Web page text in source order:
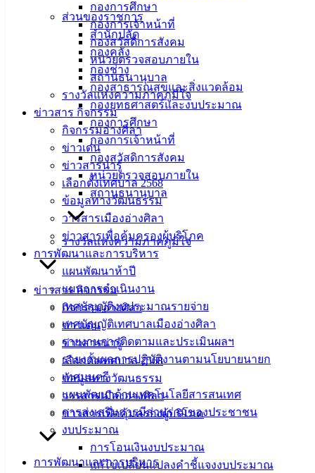
กองการศึกษา
กองการเจ้าหน้าที่
กองสวัสดิการสังคม
หน่วยตรวจสอบภายใน
สถานธนานุบาล
รางวัลแห่งความภาคภูมิใจ
ข่าวสาร กิจกรรม
กิจกรรมอ่างศิลา
ข่าวเด่น
ข่าวสารน่ารู้
เลือกตั้งเทศบาล 2568
ข้อมูลทางวัฒนธรรม
วารสารเมืองอ่างศิลา
ข่าวสารเพื่อคุ้มครองผู้บริโภค
การพัฒนาและการบริหาร
แผนพัฒนาห้าปี
แผนการดำเนินงาน
เทศบัญญัติงบประมาณรายจ่าย
เทศบัญญัติเทศบาลเมืองอ่างศิลา
รายงานการติดตามและประเมินผลฯ
รายงานผลการปฏิบัติงานตามนโยบายนายก
เทศมนตรี
แผนพัฒนาด้านเทคโนโลยีสารสนเทศ
การส่งเสริมการมีส่วนร่วมของประชาชน
งบประมาณ
การโอนเงินงบประมาณ
แก้ไขเปลี่ยนแปลงคำชี้แจงงบประมาณ
ส่วนของราชการ
สำนักปลัด
กองคลัง
กองช่าง
กองสาธารณสุขและสิ่งแวดล้อม
กองยุทธศาสตร์และงบประมาณ
กองการศึกษา
กองการเจ้าหน้าที่
กองสวัสดิการสังคม
หน่วยตรวจสอบภายใน
สถานธนานุบาล
รางวัลแห่งความภาคภูมิใจ
ข่าวสาร กิจกรรม
กิจกรรมอ่างศิลา
ข่าวเด่น
ข่าวสารน่ารู้
เลือกตั้งเทศบาล 2568
ข้อมูลทางวัฒนธรรม
วารสารเมืองอ่างศิลา
ข่าวสารเพื่อคุ้มครองผู้บริโภค
การพัฒนาและการบริหาร
เทศบาลเมือง
อ.เมือง จ.ชลบุรี
ติดต่อ :038-
142-100-104
บริการ
ประชาชน
ดาวน์โหลด
แบบ
ฟอร์ม,
เอกสาร
คู่มือ
สำหรับ
ประชาชน/
คู่มือการ
ปฏิบัติ
งาน
ข่าวสาร
น่ารู้
ศุนย์
ข้อมูล